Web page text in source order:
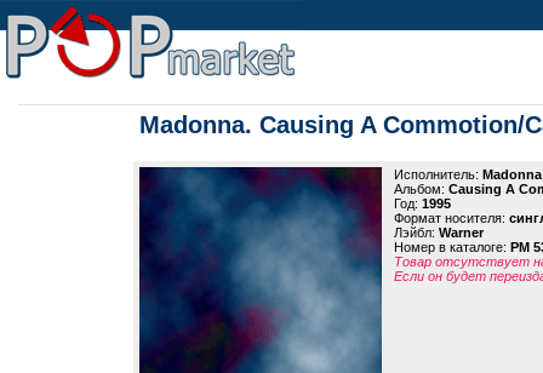
Madonna. Causing A Commotion/
Исполнитель: Madonna
Альбом: Causing A
Год: 1995
Формат носителя:
Лэйбл: Warner
Номер в каталоге: PM
Товар отсутствует
Если он будет